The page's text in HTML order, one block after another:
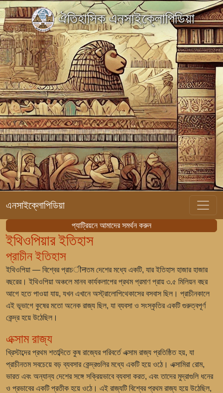
ঐতিহাসিক এনসাইক্লোপিডিয়া
এনসাইক্লোপিডিয়া
প্যাট্রিয়নে আমাদের সমর্থন করুন
ইথিওপিয়ার ইতিহাস
প্রাচীন ইতিহাস
ইথিওপিয়া — বিশ্বের প্রাচीनতম দেশের মধ্যে একটি, যার ইতিহাস হাজার হাজার
বছরের। ইথিওপিয়া অঞ্চলে মানব কার্যকলাপের প্রথম প্রমাণ প্রায় ৩.৫ মিলিয়ন বছর
আগে হতে পাওয়া যায়, যখন এখানে অস্ট্রালোপিথেকাসের বসবাস ছিল। প্রাচীনকালে
এই ভূভাগে কুষের মতো অনেক রাজ্য ছিল, যা ব্যবসা ও সংস্কৃতির একটি গুরুত্বপূর্ণ
কেন্দ্র হয়ে উঠেছিল।
এক্সাম রাজ্য
খ্রিস্টাব্দের প্রথম শতাব্দিতে কুষ রাজ্যের পরিবর্তে এক্সাম রাজ্য প্রতিষ্ঠিত হয়, যা
প্রাচীনতম সবচেয়ে বড় ব্যবসার কেন্দ্রগুলির মধ্যে একটি হয়ে ওঠে। এক্সামিরা রোম,
ভারত এবং অন্যান্য দেশের সঙ্গে সক্রিয়ভাবে ব্যবসা করত, এবং তাদের মুদ্রাগুলি ধনের
ও প্রভাবের একটি প্রতীক হয়ে ওঠে। এই রাজ্যটি বিশ্বের প্রথম রাজ্য হয়ে উঠেছিল,